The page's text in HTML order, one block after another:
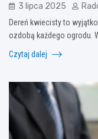
3 lipca 2025
Dereń kwiecisty to
ozdobą każdego ogrodu.
Czytaj dalej